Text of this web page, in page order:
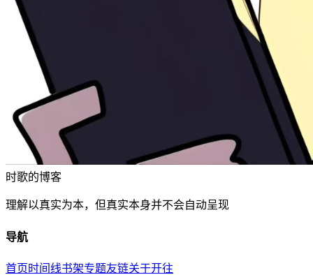
时歌的博客
理解以真实为本，但真实本身并不会自动呈现
导航
首页时间线书架专题友链关于开往